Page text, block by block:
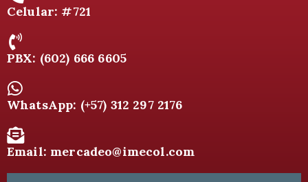
Celular: #721
PBX: (602) 666 6605
WhatsApp: (+57) 312 297 2176
Email: mercadeo@imecol.com